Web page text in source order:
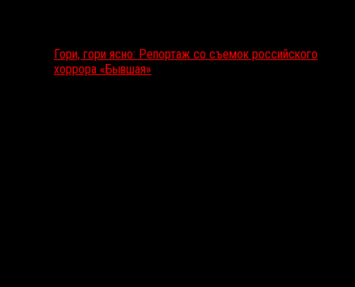
Гори, гори ясно: Репортаж со съемок российского
хоррора «Бывшая»